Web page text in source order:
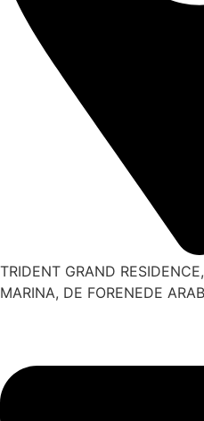
TRIDENT GRAND
MARINA, DE FORENEDE